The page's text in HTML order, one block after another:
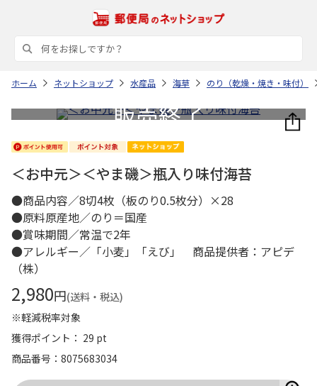
ホーム ネットショップ 水産品 海草 のり（乾燥・焼き・味付）
＜お中元＞＜やま磯＞瓶入り味付海苔
●商品内容／8切4枚（板のり0.5枚分）×28
●原料原産地／のり＝国産
●賞味期間／常温で2年
●アレルギー／「小麦」「えび」 商品提供者：アピデ
（株）
2,980円(送料・税込)
※軽減税率対象
獲得ポイント： 29 pt
商品番号
8075683034